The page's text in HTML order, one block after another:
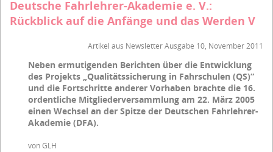
e.
V.:
Anfänge
und
das
Werden
IV
Deutsche Fahrlehrer-Akademie e. V.:
Rückblick auf die Anfänge und das Werden V
Artikel aus Newsletter Ausgabe 10, November 2011
Neben ermutigenden Berichten über die Entwicklung
des Projekts „Qualitätssicherung in Fahrschulen (QS)“
und die Fortschritte anderer Vorhaben brachte die 16.
ordentliche Mitgliederversammlung am 22. März 2005
einen Wechsel an der Spitze der Deutschen Fahrlehrer-
Akademie (DFA).
von GLH